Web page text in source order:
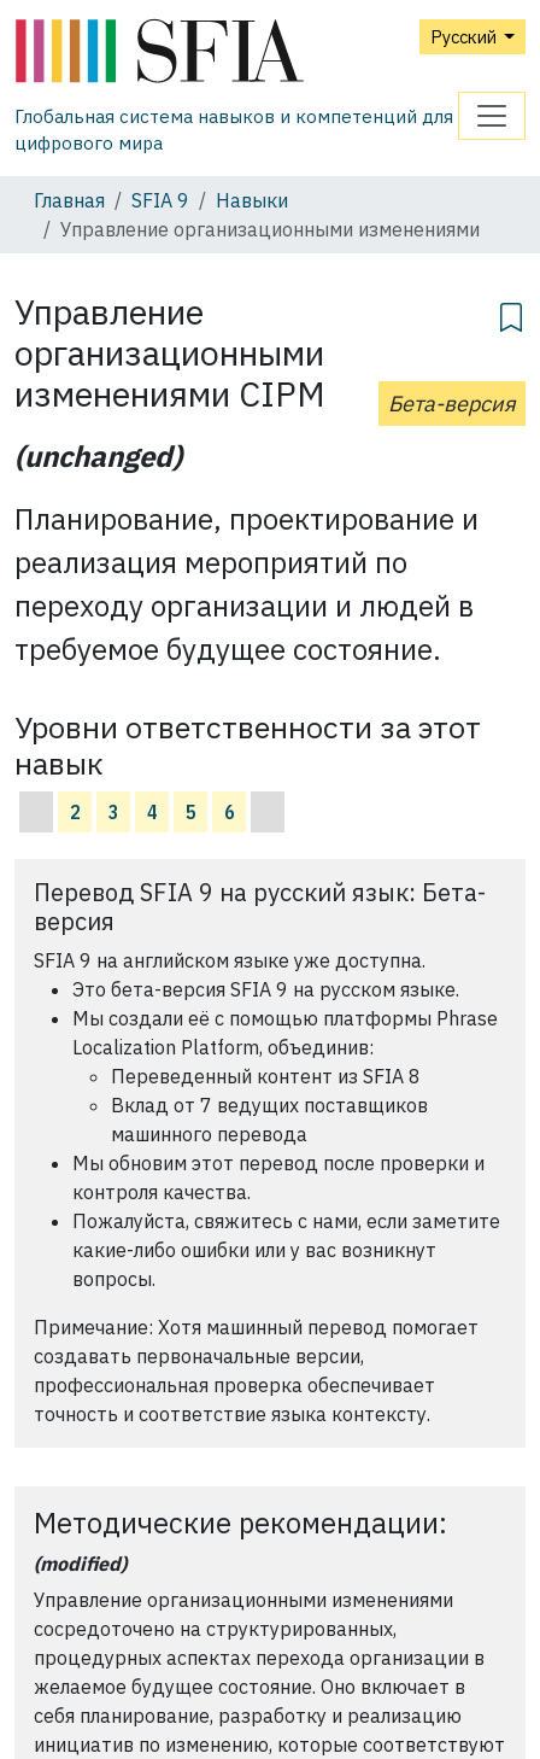
Русский
Глобальная система навыков и компетенций для
цифрового мира
Главная SFIA 9
Навыки
Управление организационными изменениями
Управление
организационными
изменениями CIPM Бета-версия
(unchanged)
Планирование, проектирование и
реализация мероприятий по
переходу организации и людей в
требуемое будущее состояние.
Уровни ответственности за этот
навык
2 3 4 5 6
Перевод SFIA 9 на русский язык: Бета-
версия
SFIA 9 на английском языке уже доступна.
Это бета-версия SFIA 9 на русском языке.
Мы создали её с помощью платформы Phrase
Localization Platform, объединив:
Переведенный контент из SFIA 8
Вклад от 7 ведущих поставщиков
машинного перевода
Мы обновим этот перевод после проверки и
контроля качества.
Пожалуйста, свяжитесь с нами, если заметите
какие-либо ошибки или у вас возникнут
вопросы.
Примечание: Хотя машинный перевод помогает
создавать первоначальные версии,
профессиональная проверка обеспечивает
точность и соответствие языка контексту.
Методические рекомендации:
(modified)
Управление организационными изменениями
сосредоточено на структурированных,
процедурных аспектах перехода организации в
желаемое будущее состояние. Оно включает в
себя планирование, разработку и реализацию
инициатив по изменению, которые соответствуют